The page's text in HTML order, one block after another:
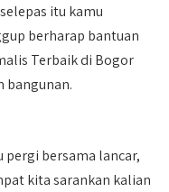
itu kamu
berharap bantuan
Terbaik di Bogor
bangunan.
pergi bersama lancar,
kita sarankan kalian